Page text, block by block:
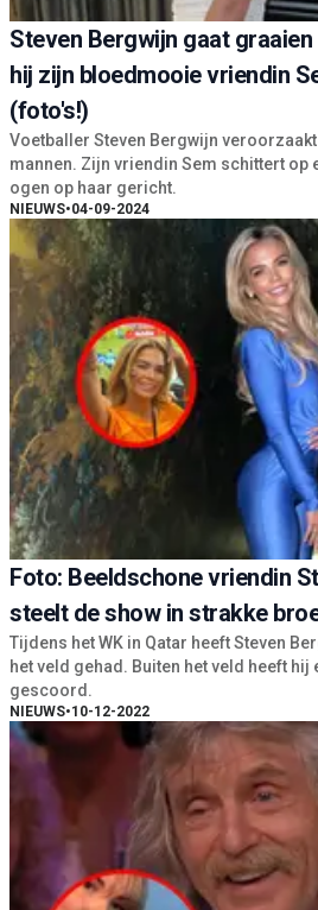
Steven Bergwijn gaat
hij zijn bloedmooie vriendin
(foto's!)
Voetballer Steven Bergwijn
mannen. Zijn vriendin Sem schittert op
ogen op haar gericht.
NIEUWS•04-09-2024
Foto: Beeldschone vriendin
steelt de show in strakke
Tijdens het WK in Qatar heeft Steven
het veld gehad. Buiten het veld heeft
gescoord.
NIEUWS•10-12-2022